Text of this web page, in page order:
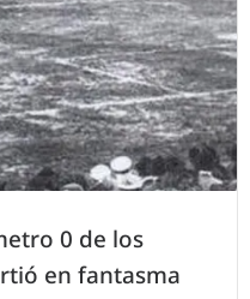
0 de los
en fantasma